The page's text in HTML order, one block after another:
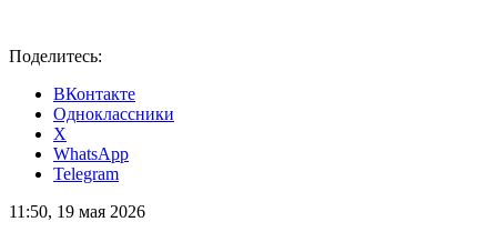
Поделитесь:
ВКонтакте
Одноклассники
X
WhatsApp
Telegram
11:50, 19 мая 2026